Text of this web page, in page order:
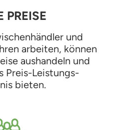
PREISE
und
arbeiten, können
aushandeln und
Preis-Leistungs-
bieten.